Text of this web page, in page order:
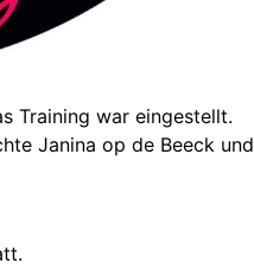
Training war eingestellt.
Janina op de Beeck und